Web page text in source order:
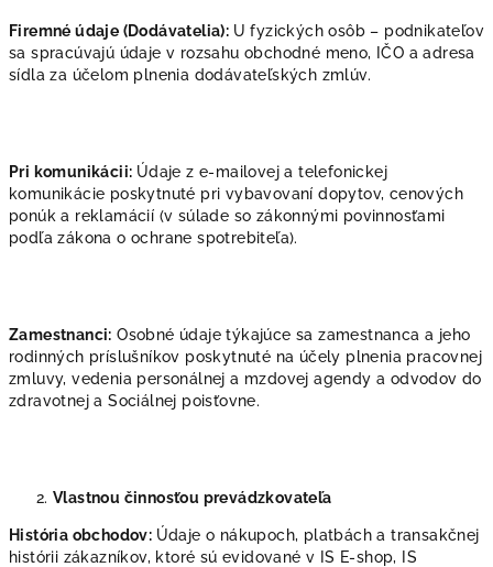
Firemné údaje (Dodávatelia): U fyzických osôb – podnikateľov
sa spracúvajú údaje v rozsahu obchodné meno, IČO a adresa
sídla za účelom plnenia dodávateľských zmlúv.
Pri komunikácii: Údaje z e-mailovej a telefonickej
komunikácie poskytnuté pri vybavovaní dopytov, cenových
ponúk a reklamácií (v súlade so zákonnými povinnosťami
podľa zákona o ochrane spotrebiteľa).
Zamestnanci: Osobné údaje týkajúce sa zamestnanca a jeho
rodinných príslušníkov poskytnuté na účely plnenia pracovnej
zmluvy, vedenia personálnej a mzdovej agendy a odvodov do
zdravotnej a Sociálnej poisťovne.
Vlastnou činnosťou prevádzkovateľa
História obchodov: Údaje o nákupoch, platbách a transakčnej
histórii zákazníkov, ktoré sú evidované v IS E-shop, IS